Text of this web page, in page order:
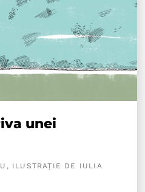
unei
ILUSTRAȚIE DE IULIA